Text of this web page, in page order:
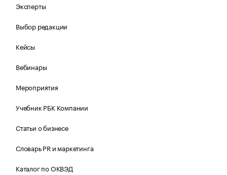
Эксперты
Выбор редакции
Кейсы
Вебинары
Мероприятия
Учебник РБК Компании
Статьи о бизнесе
Словарь PR и маркетинга
Каталог по ОКВЭД